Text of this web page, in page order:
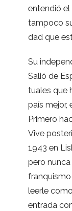
enten­dió
tam­poco
dad que
Su
Salió de
tua­les que
país mejor,
Pri­mero
Vive
1943 en
pero
leerle
entrada